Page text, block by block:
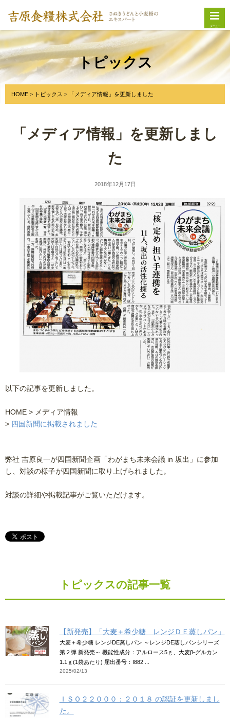
メニュー
トピックス
HOME トピックス 「メディア情報」を更新しました
「メディア情報」を更新しまし
た
2018年12月17日
以下の記事を更新しました。
HOME > メディア情報
> 四国新聞に掲載されました
弊社 吉原良一が四国新聞企画「わがまち未来会議 in 坂出」に参加
し、対談の様子が四国新聞に取り上げられました。
対談の詳細や掲載記事がご覧いただけます。
トピックスの記事一覧
【新発売】「大麦＋希少糖 レンジＤＥ蒸しパン」
大麦＋希少糖 レンジDE蒸しパン ～レンジDE蒸しパンシリーズ
第２弾 新発売～ 機能性成分：アルロース5ｇ、大麦β-グルカン
1.1ｇ(1袋あたり) 届出番号：I882 ...
2025/02/13
ＩＳＯ２２０００：２０１８ の認証を更新しまし
た。